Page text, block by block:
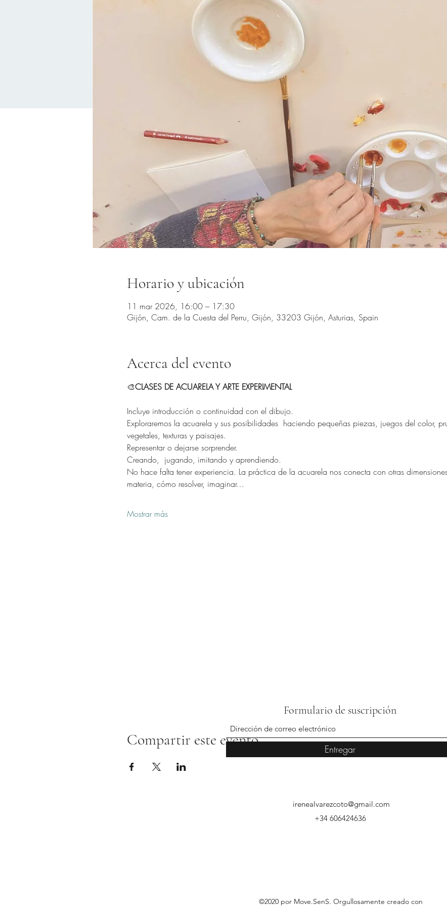
Horario y ubicación
11 mar 2026, 16:00 – 17:30
Gijón, Cam. de la Cuesta del Perru, Gijón, 33203 Gijón, Asturias, Spain
Acerca del evento
🎨CLASES DE ACUARELA Y ARTE EXPERIMENTAL
Incluye introducción o continuidad con el dibujo.
Exploraremos la acuarela y sus posibilidades  haciendo pequeñas piezas, juegos del color,
vegetales, texturas y paisajes.
Representar o dejarse sorprender.
Creando,  jugando, imitando y aprendiendo.
No hace falta tener experiencia. La práctica de la acuarela nos conecta con otras
materia, cómo resolver, imaginar…
Mostrar más
Compartir este evento
Formulario de suscripción
Entregar
irenealvarezcoto@gmail.com
+34 606424636
©2020 por Move.SenS. Orgullosamente creado con